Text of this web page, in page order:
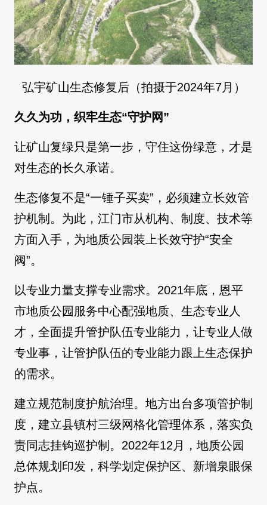
弘宇矿山生态修复后（拍摄于2024年7月）
久久为功，织牢生态“守护网”
让矿山复绿只是第一步，守住这份绿意，才是
对生态的长久承诺。
生态修复不是“一锤子买卖”，必须建立长效管
护机制。为此，江门市从机构、制度、技术等
方面入手，为地质公园装上长效守护“安全
阀”。
以专业力量支撑专业需求。2021年底，恩平
市地质公园服务中心配强地质、生态专业人
才，全面提升管护队伍专业能力，让专业人做
专业事，让管护队伍的专业能力跟上生态保护
的需求。
建立规范制度护航治理。地方出台多项管护制
度，建立县镇村三级网格化管理体系，落实负
责同志挂钩巡护制。2022年12月，地质公园
总体规划印发，科学划定保护区、新增泉眼保
护点。